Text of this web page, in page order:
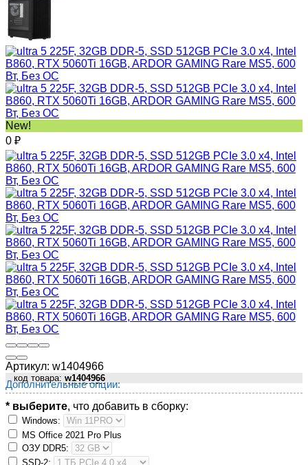
New!
0 ₽
Артикул: w1404966
код товара: w1404966
Дополнительные опции:
* выберите, что добавить в сборку:
Windows:
MS Оffiсе 2021 Рrо Рlus
ОЗУ DDR5:
SSD-2: